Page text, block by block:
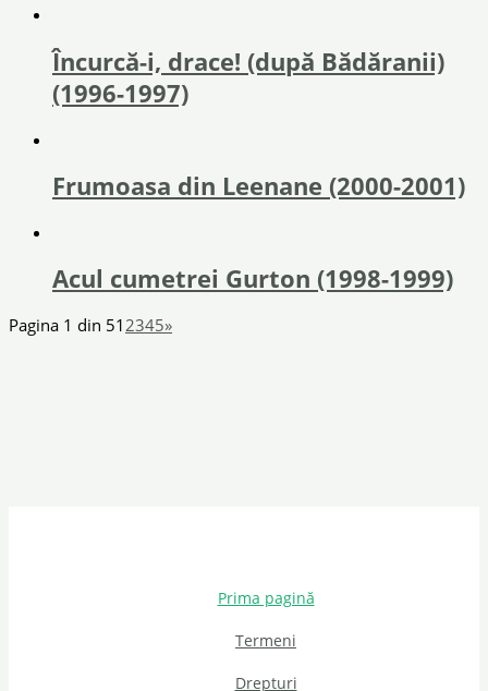
Încurcă-i, drace! (după Bădăranii)
(1996-1997)
Frumoasa din Leenane (2000-2001)
Acul cumetrei Gurton (1998-1999)
Pagina 1 din 512345»
Prima pagină
Termeni
Drepturi